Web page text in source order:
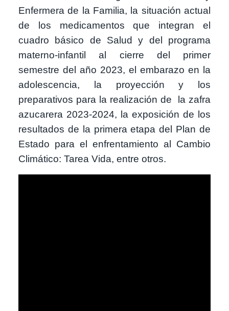
Enfermera de la Familia, la situación actual
de los medicamentos que integran el
cuadro básico de Salud y del programa
materno-infantil al cierre del primer
semestre del año 2023, el embarazo en la
adolescencia, la proyección y los
preparativos para la realización de la zafra
azucarera 2023-2024, la exposición de los
resultados de la primera etapa del Plan de
Estado para el enfrentamiento al Cambio
Climático: Tarea Vida, entre otros.